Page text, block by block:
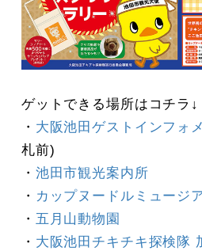
ゲットできる場所はコチラ↓
・ 大阪池田ゲストインフォ
札前)
・ 池田市観光案内所
・ カップヌードルミュージ
・ 五月山動物園
・ 大阪池田チキチキ探検隊